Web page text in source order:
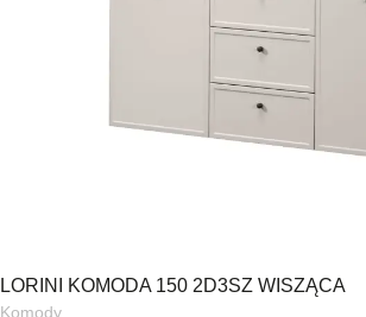
LORINI KOMODA 150 2D3SZ WISZĄCA
Komody